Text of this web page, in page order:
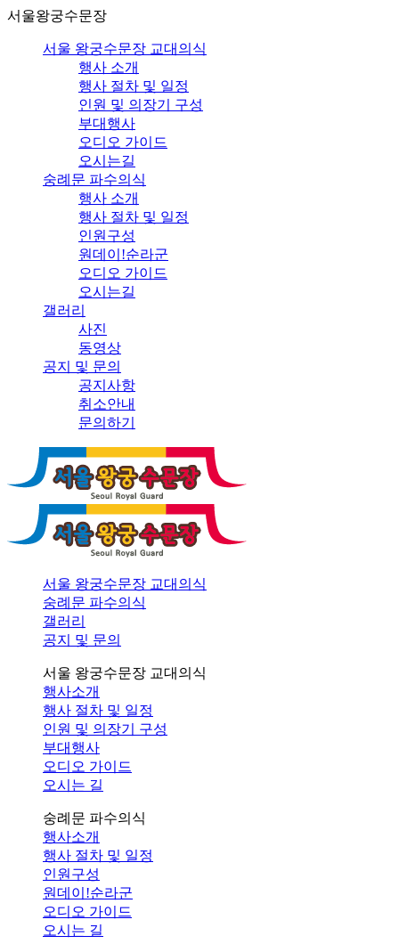
서울왕궁수문장
서울 왕궁수문장 교대의식
행사 소개
행사 절차 및 일정
인원 및 의장기 구성
부대행사
오디오 가이드
오시는길
숭례문 파수의식
행사 소개
행사 절차 및 일정
인원구성
원데이!순라군
오디오 가이드
오시는길
갤러리
사진
동영상
공지 및 문의
공지사항
취소안내
문의하기
서울 왕궁수문장 교대의식
숭례문 파수의식
갤러리
공지 및 문의
서울 왕궁수문장 교대의식
행사소개
행사 절차 및 일정
인원 및 의장기 구성
부대행사
오디오 가이드
오시는 길
숭례문 파수의식
행사소개
행사 절차 및 일정
인원구성
원데이!순라군
오디오 가이드
오시는 길